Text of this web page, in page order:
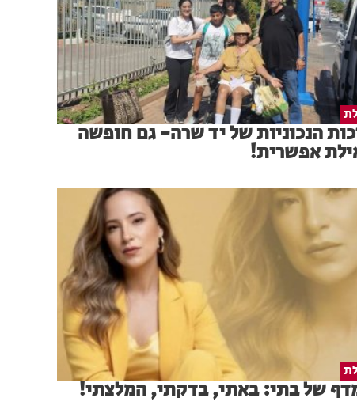
הנכוניות של יד שרה- גם חופשה
אפשרית!
של בתי: באתי, בדקתי, המלצתי!